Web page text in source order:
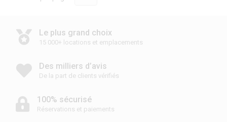
Le plus grand choix
15 000+ locations et emplacements
Des milliers d’avis
De la part de clients vérifiés
100% sécurisé
Réservations et paiements